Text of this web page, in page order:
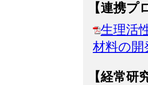
【連携プ
生理活
材料の開
【経常研